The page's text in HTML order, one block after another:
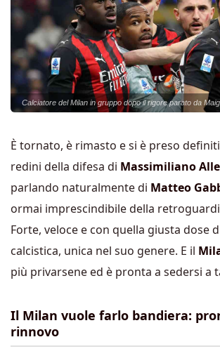
Calciatore del Milan in gruppo dopo il rigore parato da
È tornato, è rimasto e si è preso
redini della difesa di Massimiliano
parlando naturalmente di Matteo
ormai imprescindibile della
Forte, veloce e con quella giusta dose
calcistica, unica nel suo genere. E il
più privarsene ed è pronta a sedersi a
Il Milan vuole farlo bandiera:
rinnovo